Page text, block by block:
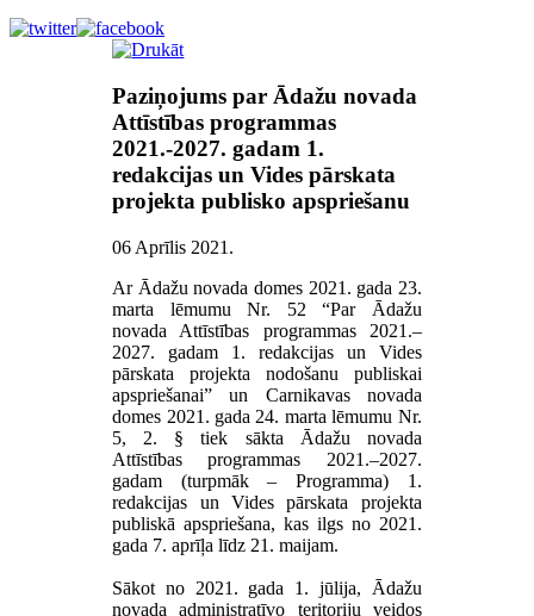
Paziņojums par Ādažu novada
Attīstības programmas
2021.-2027. gadam 1.
redakcijas un Vides pārskata
projekta publisko apspriešanu
06 Aprīlis 2021 .
Ar Ādažu novada domes 2021. gada 23.
marta lēmumu Nr. 52 “Par Ādažu
novada Attīstības programmas 2021.–
2027. gadam 1. redakcijas un Vides
pārskata projekta nodošanu publiskai
apspriešanai” un Carnikavas novada
domes 2021. gada 24. marta lēmumu Nr.
5, 2. § tiek sākta Ādažu novada
Attīstības programmas 2021.–2027.
gadam (turpmāk – Programma) 1.
redakcijas un Vides pārskata projekta
publiskā apspriešana, kas ilgs no 2021.
gada 7. aprīļa līdz 21. maijam.
Sākot no 2021. gada 1. jūlija, Ādažu
novada administratīvo teritoriju veidos